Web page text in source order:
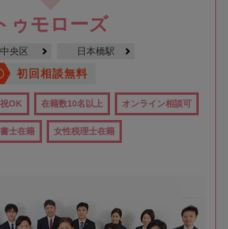
ゥモローズ
中央区 日本橋駅
初回相談無料
OK 在籍数10名以上 オンライン相談可
士在籍 女性税理士在籍